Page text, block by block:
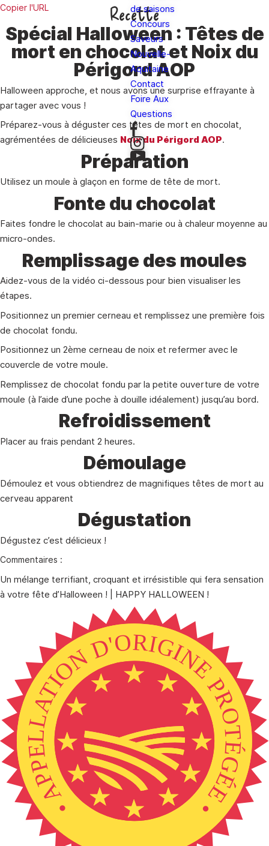
de saisons
Concours
Saveurs
Nouvelle-
Aquitaine
Contact
Foire Aux
Questions
Copier l'URL
Recette
Spécial Halloween : Têtes de
mort en chocolat et Noix du
Périgord AOP
Halloween approche, et nous avons une surprise effrayante à
partager avec vous !
Préparez-vous à déguster ces têtes de mort en chocolat,
agrémentées de délicieuses Noix du Périgord AOP.
Préparation
Utilisez un moule à glaçon en forme de tête de mort.
Fonte du chocolat
Faites fondre le chocolat au bain-marie ou à chaleur moyenne au
micro-ondes.
Remplissage des moules
Aidez-vous de la vidéo ci-dessous pour bien visualiser les
étapes.
Positionnez un premier cerneau et remplissez une première fois
de chocolat fondu.
Positionnez un 2ème cerneau de noix et refermer avec le
couvercle de votre moule.
Remplissez de chocolat fondu par la petite ouverture de votre
moule (à l’aide d’une poche à douille idéalement) jusqu’au bord.
Refroidissement
Placer au frais pendant 2 heures.
Démoulage
Démoulez et vous obtiendrez de magnifiques têtes de mort au
cerveau apparent
Dégustation
Dégustez c’est délicieux !
Commentaires :
Un mélange terrifiant, croquant et irrésistible qui fera sensation
à votre fête d’Halloween ! | HAPPY HALLOWEEN !